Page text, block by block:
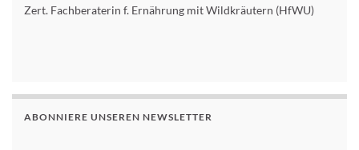
Zert. Fachberaterin f. Ernährung mit Wildkräutern (HfWU)
ABONNIERE UNSEREN NEWSLETTER